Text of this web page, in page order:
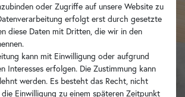
oder Zugriffe auf unsere Website zu
erfolgt erst durch gesetzte
diese Daten mit Dritten, die wir in den
kann mit Einwilligung oder aufgrund
Interesses erfolgen. Die Zustimmung kann
werden. Es besteht das Recht, nicht
Einwilligung zu einem späteren Zeitpunkt